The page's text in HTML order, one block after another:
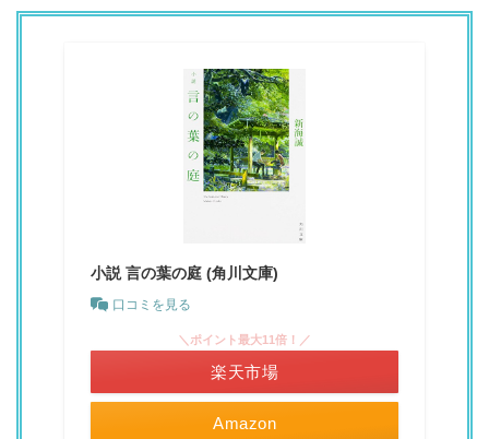
小説 言の葉の庭 (角川文庫)
口コミを見る
Amazon
＼ポイント最大11倍！／
楽天市場